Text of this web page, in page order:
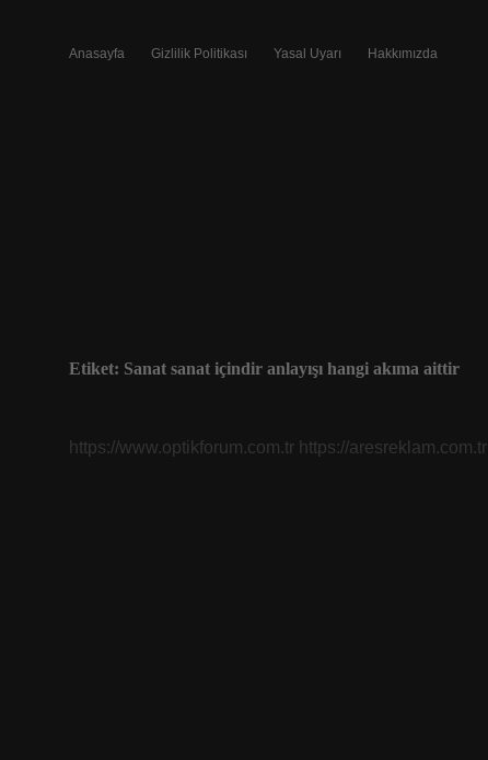
Anasayfa Gizlilik Politikası Yasal Uyarı Hakkımızda
Etiket: Sanat sanat içindir anlayışı hangi akıma aittir
https://www.optikforum.com.tr https://aresreklam.com.tr